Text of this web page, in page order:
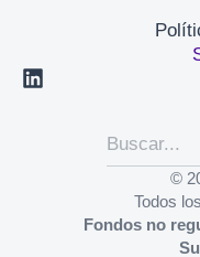
©
Todos
Fondos no